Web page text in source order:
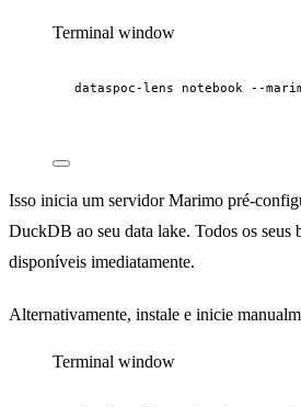
Terminal window
dataspoc-lens notebook --
Isso inicia um servidor Marimo pré-
DuckDB ao seu data lake. Todos os seus
disponíveis imediatamente.
Alternativamente, instale e inicie
Terminal window